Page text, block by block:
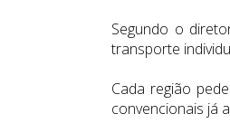
Segundo o
transporte
Cada região
convencionais já